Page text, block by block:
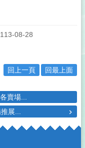
08-28
回上一頁 回最上面
賣場...
展...